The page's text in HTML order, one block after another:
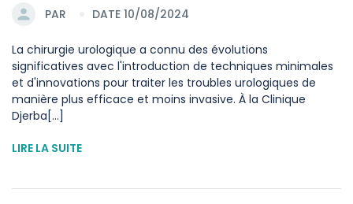
PAR DATE 10/08/2024
La chirurgie urologique a connu des évolutions
significatives avec l'introduction de techniques minimales
et d'innovations pour traiter les troubles urologiques de
manière plus efficace et moins invasive. À la Clinique
Djerba[...]
LIRE LA SUITE